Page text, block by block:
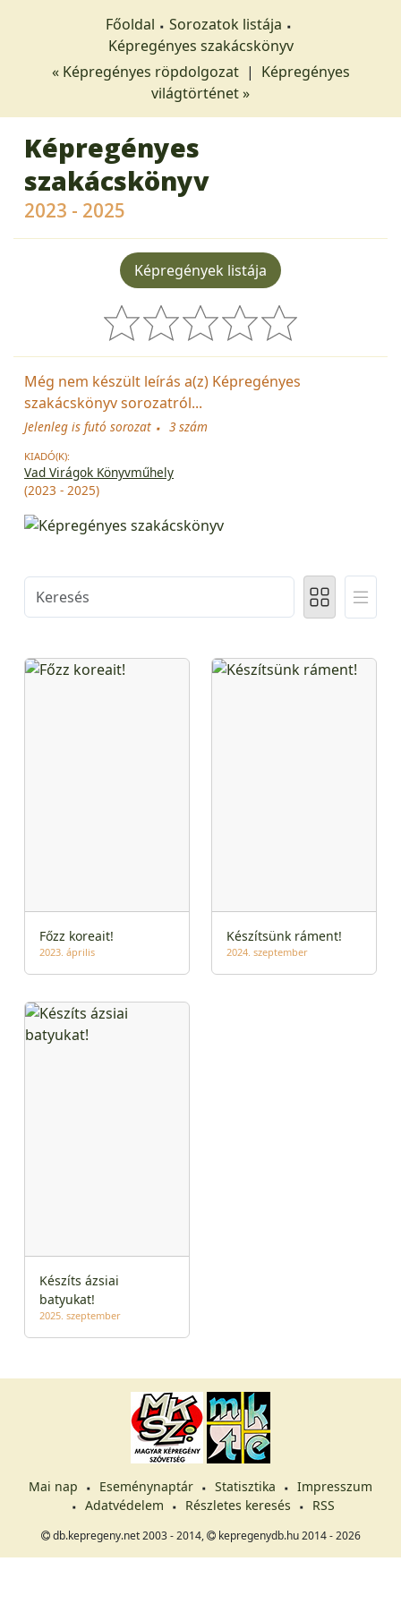
Főoldal
Sorozatok listája
Képregényes szakácskönyv
« Képregényes röpdolgozat | Képregényes
világtörténet »
Képregényes
szakácskönyv
2023 - 2025
Képregények listája
Még nem készült leírás a(z) Képregényes
szakácskönyv sorozatról...
Jelenleg is futó sorozat 3 szám
KIADÓ(K):
Vad Virágok Könyvműhely
(2023 - 2025)
Főzz koreait!
2023. április
Készítsünk ráment!
2024. szeptember
Készíts ázsiai
batyukat!
2025. szeptember
Mai nap Eseménynaptár Statisztika
Impresszum
Adatvédelem
Részletes keresés RSS
db.kepregeny.net 2003 - 2014, kepregenydb.hu 2014 - 2026